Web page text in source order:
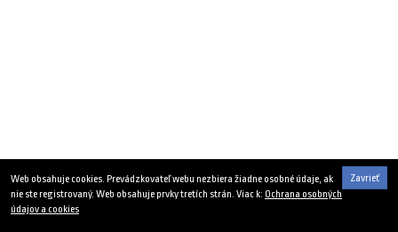
Zavrieť
Web obsahuje cookies. Prevádzkovateľ webu nezbiera žiadne osobné údaje, ak
nie ste registrovaný. Web obsahuje prvky tretích strán. Viac k: Ochrana osobných
údajov a cookies